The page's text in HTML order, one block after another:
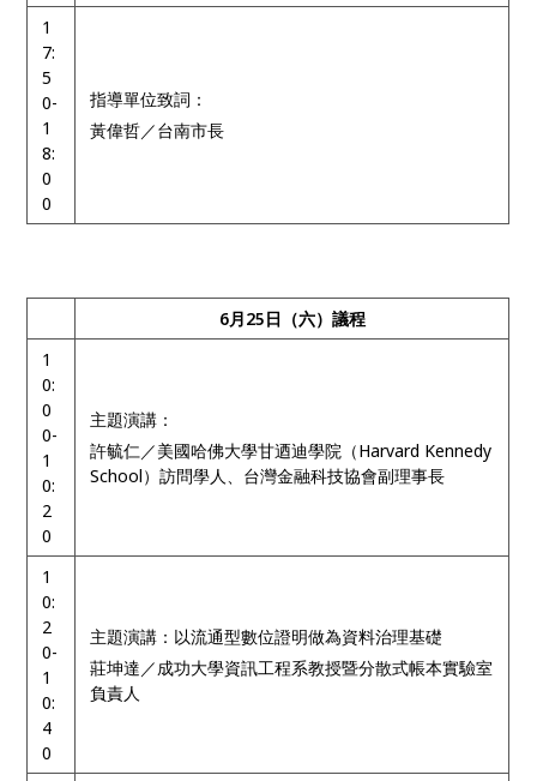
1
7:
5
0-
1
8:
0
0
指導單位致詞：
黃偉哲／台南市長
6月25日（六）議程
1
0:
0
0-
1
0:
2
0
主題演講：
許毓仁／美國哈佛大學甘迺迪學院（Harvard Kennedy
School）訪問學人、台灣金融科技協會副理事長
1
0:
2
0-
1
0:
4
0
主題演講：以流通型數位證明做為資料治理基礎
莊坤達／成功大學資訊工程系教授暨分散式帳本實驗室
負責人